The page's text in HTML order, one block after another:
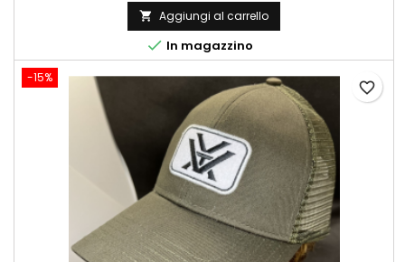
 Aggiungi al carrello
 In magazzino
-15%
favorite_border